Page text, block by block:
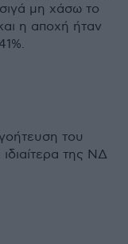
μη χάσω το
η αποχή ήταν
του
της ΝΔ